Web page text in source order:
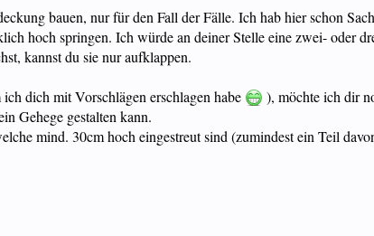
bauen, nur für den Fall der Fälle. Ich hab hier schon
hoch springen. Ich würde an deiner Stelle eine zwei- oder
kannst du sie nur aufklappen.
dich mit Vorschlägen erschlagen habe ), möchte ich dir
Gehege gestalten kann.
mind. 30cm hoch eingestreut sind (zumindest ein Teil